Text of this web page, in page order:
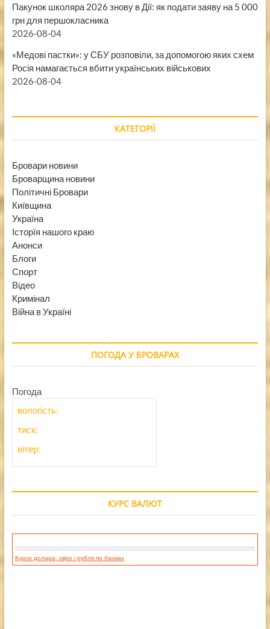
Пакунок школяра 2026 знову в Дії: як подати заяву на 5 000
грн для першокласника
2026-08-04
«Медові пастки»: у СБУ розповіли, за допомогою яких схем
Росія намагається вбити українських військових
2026-08-04
КАТЕГОРІЇ
Бровари новини
Броварщина новини
Політичні Бровари
Київщина
Україна
Історїя нашого краю
Анонси
Блоги
Спорт
Відео
Кримінал
Війна в Україні
ПОГОДА У БРОВАРАХ
Погода
вологість:
тиск:
вітер:
КУРС ВАЛЮТ
Курси долара, євро і рубля по банках